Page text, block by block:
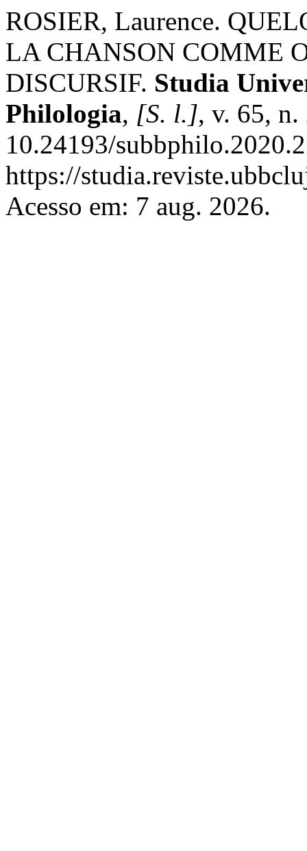
ROSIER, Laurence.
LA CHANSON COMME
DISCURSIF. Studia
Philologia, [S. l.], v. 65,
10.24193/
https://
Acesso em: 7 aug. 2026.